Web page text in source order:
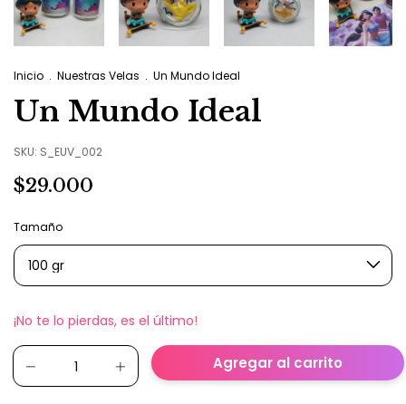
Inicio . Nuestras Velas . Un Mundo Ideal
Un Mundo Ideal
SKU: S_EUV_002
$29.000
Tamaño
¡No te lo pierdas, es el último!